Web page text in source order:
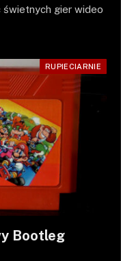
gier wideo
RUPIECIARNIE
Bootleg